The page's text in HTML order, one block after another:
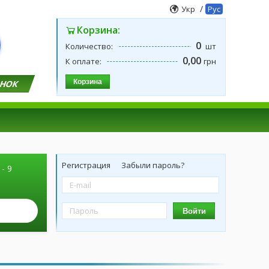
Укр / Рус
Корзина:
Количество: 0 шт
К оплате:
0,00 грн
Корзина
9
Регистрация Забыли пароль?
Войти